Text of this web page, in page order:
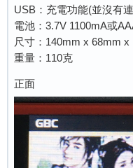
USB：充電功能(並沒有
電池：3.7V 1100mA或
尺寸：140mm x 68mm x
重量：110克
正面